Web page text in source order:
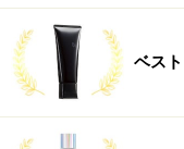
して開発された化
成分」をリッチに
ラス。みずみずし
荒れが気になる肌
ベス